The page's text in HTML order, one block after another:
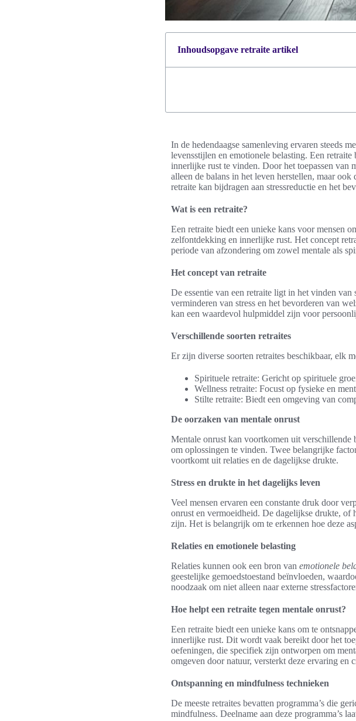
Inhoudsopgave retraite artikel
In de hedendaagse samenleving ervaren steeds
levensstijlen en emotionele belasting. Een
innerlijke rust te vinden. Door het toepassen van
alleen de balans in het leven herstellen, maar
retraite kan bijdragen aan stressreductie en het
Wat is een retraite?
Een retraite biedt een unieke kans voor mensen
zelfontdekking en innerlijke rust. Het concept
periode van afzondering om zowel mentale als
Het concept van retraite
De essentie van een retraite ligt in het vinden
verminderen van stress en het bevorderen van
kan een waardevol hulpmiddel zijn voor
Verschillende soorten retraites
Er zijn diverse soorten retraites beschikbaar, elk
Spirituele retraite: Gericht op spirituele
Wellness retraite: Focust op fysieke en
Stilte retraite: Biedt een omgeving van
De oorzaken van mentale onrust
Mentale onrust kan voortkomen uit verschillende
om oplossingen te vinden. Twee belangrijke
voortkomt uit relaties en de dagelijkse drukte.
Stress en drukte in het dagelijks leven
Veel mensen ervaren een constante druk door
onrust en vermoeidheid. De dagelijkse drukte,
zijn. Het is belangrijk om te erkennen hoe deze
Relaties en emotionele belasting
Relaties kunnen ook een bron van emotionele
geestelijke gemoedstoestand beïnvloeden,
noodzaak om niet alleen naar externe
Hoe helpt een retraite tegen mentale onrust?
Een retraite biedt een unieke kans om te
innerlijke rust. Dit wordt vaak bereikt door het
oefeningen, die specifiek zijn ontworpen om
omgeven door natuur, versterkt deze ervaring en
Ontspanning en mindfulness technieken
De meeste retraites bevatten programma’s die
mindfulness. Deelname aan deze programma’s